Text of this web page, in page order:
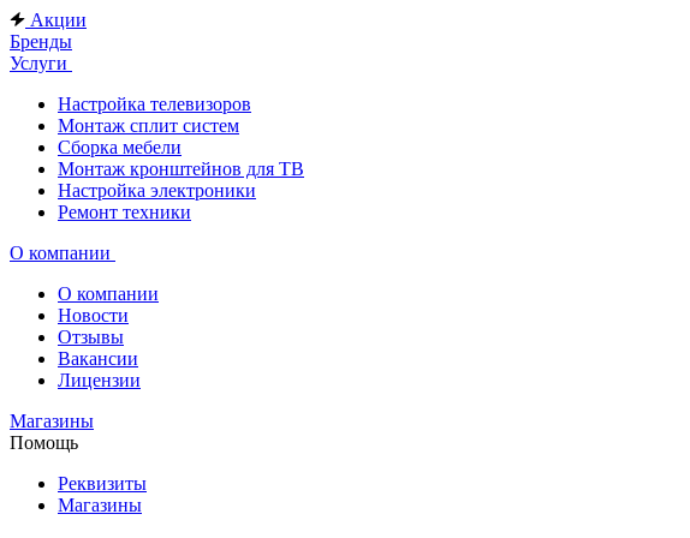
Акции
Бренды
Услуги
Настройка телевизоров
Монтаж сплит систем
Сборка мебели
Монтаж кронштейнов для ТВ
Настройка электроники
Ремонт техники
О компании
О компании
Новости
Отзывы
Вакансии
Лицензии
Магазины
Помощь
Реквизиты
Магазины